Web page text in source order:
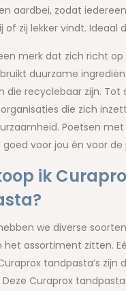
aardbei, zodat
of zij lekker vindt. Ideaal
merk dat zich richt op
duurzame
die recyclebaar zijn. Tot
die zich
Poetsen
voor jou én voor de
ik
we diverse
het assortiment zitten.
tandpasta’s zijn
Deze Curaprox